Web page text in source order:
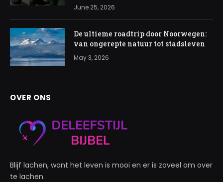
June 25, 2026
De ultieme roadtrip door Noorwegen:
van ongerepte natuur tot stadsleven
May 3, 2026
OVER ONS
Blijf lachen, want het leven is mooi en er is zoveel om over
te lachen.